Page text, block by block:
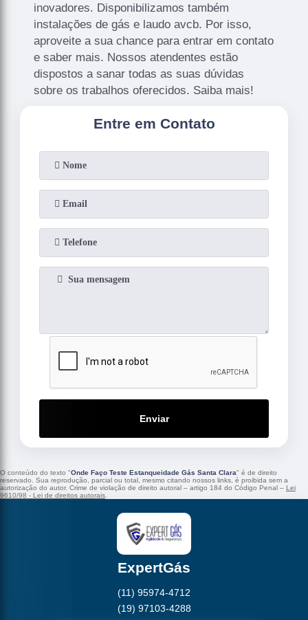
inovadores. Disponibilizamos também
instalações de gás e laudo avcb. Por isso,
aproveite a sua chance para entrar em contato
e saber mais. Nossos atendentes estão
dispostos a sanar todas as suas dúvidas
sobre os trabalhos oferecidos. Saiba mais!
Entre em Contato
Enviar
O conteúdo do texto "Onde Faço Teste Estanqueidade Gás Santa Clara" é de direito
reservado. Sua reprodução, parcial ou total, mesmo citando nossos links, é proibida sem a
autorização do autor. Crime de violação de direito autoral – artigo 184 do Código Penal – Lei
9610/98 - Lei de direitos autorais
ExpertGás
(11) 95974-4712
(19) 97103-4288